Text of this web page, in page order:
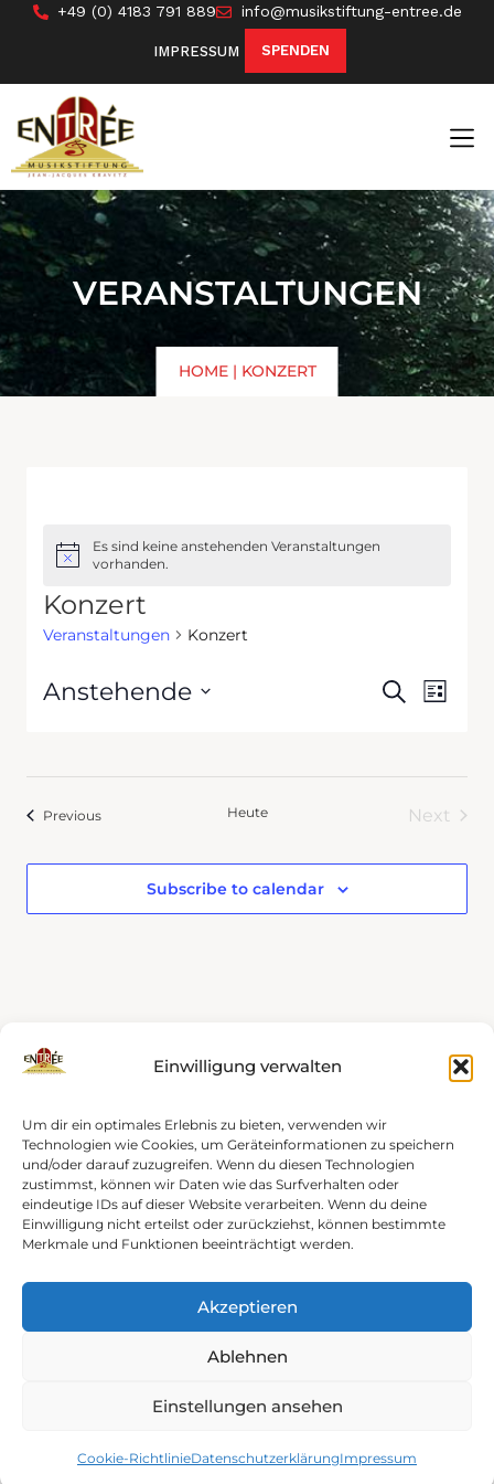
Einwilligung verwalten
Um dir ein optimales Erlebnis zu bieten, verwenden wir
Technologien wie Cookies, um Geräteinformationen zu speichern
und/oder darauf zuzugreifen. Wenn du diesen Technologien
zustimmst, können wir Daten wie das Surfverhalten oder
eindeutige IDs auf dieser Website verarbeiten. Wenn du deine
Einwilligung nicht erteilst oder zurückziehst, können bestimmte
Merkmale und Funktionen beeinträchtigt werden.
Akzeptieren
Ablehnen
Einstellungen ansehen
Cookie-RichtlinieDatenschutzerklärungImpressum
+49 (0) 4183 791 889 info@musikstiftung-entree.de
IMPRESSUM SPENDEN
VERANSTALTUNGEN
HOME| KONZERT
Hinweis
Es sind keine anstehenden Veranstaltungen
vorhanden.
Konzert
Veranstaltungen Konzert
und
Suche
Liste
Anstehende
PreviousVeranstaltungen Heute
Next
Subscribe to calendar
ROCK-YOUR-WEB.DE
Stiftung Entree
Impressum
Datenschutzerklärung